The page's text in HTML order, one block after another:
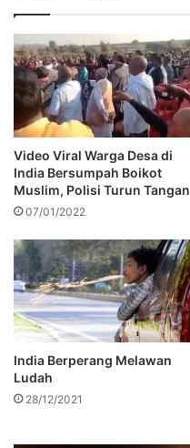
Video Viral Warga Desa di
India Bersumpah Boikot
Muslim, Polisi Turun Tangan
07/01/2022
India Berperang Melawan
Ludah
28/12/2021